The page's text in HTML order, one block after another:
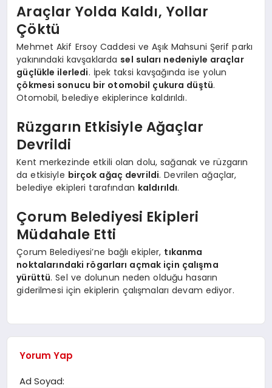
Araçlar Yolda Kaldı, Yollar
Çöktü
Mehmet Akif Ersoy Caddesi ve Aşık Mahsuni Şerif parkı
yakınındaki kavşaklarda sel suları nedeniyle araçlar
güçlükle ilerledi. İpek taksi kavşağında ise yolun
çökmesi sonucu bir otomobil çukura düştü.
Otomobil, belediye ekiplerince kaldırıldı.
Rüzgarın Etkisiyle Ağaçlar
Devrildi
Kent merkezinde etkili olan dolu, sağanak ve rüzgarın
da etkisiyle birçok ağaç devrildi. Devrilen ağaçlar,
belediye ekipleri tarafından kaldırıldı.
Çorum Belediyesi Ekipleri
Müdahale Etti
Çorum Belediyesi’ne bağlı ekipler, tıkanma
noktalarındaki rögarları açmak için çalışma
yürüttü. Sel ve dolunun neden olduğu hasarın
giderilmesi için ekiplerin çalışmaları devam ediyor.
Yorum Yap
Ad Soyad: